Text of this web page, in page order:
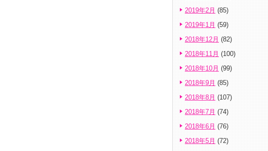
2019年2月 (85)
2019年1月 (59)
2018年12月 (82)
2018年11月 (100)
2018年10月 (99)
2018年9月 (85)
2018年8月 (107)
2018年7月 (74)
2018年6月 (76)
2018年5月 (72)